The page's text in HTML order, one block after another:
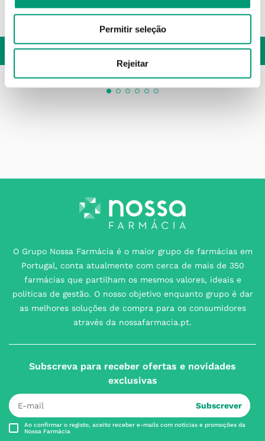
Permitir seleção
Rejeitar
15,65 €
ADICIONAR
O Grupo Nossa Farmácia é o maior grupo de farmácias em
Portugal, conta atualmente com cerca de mais de 350
farmácias que partilham os mesmos valores, ideais e
políticas de gestão. O nosso objetivo enquanto grupo é dar
as melhores soluções de compra para os consumidores
através da nossafarmacia.pt.
Subscreva para receber ofertas e novidades
exclusivas
Subscrever
Ao confirmar o registo, aceito receber e-mails com notícias e promoções da
Nossa Farmácia